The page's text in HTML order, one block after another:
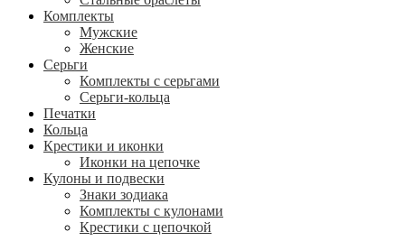
Комплекты
Мужские
Женские
Серьги
Комплекты с серьгами
Серьги-кольца
Печатки
Кольца
Крестики и иконки
Иконки на цепочке
Кулоны и подвески
Знаки зодиака
Комплекты с кулонами
Крестики с цепочкой